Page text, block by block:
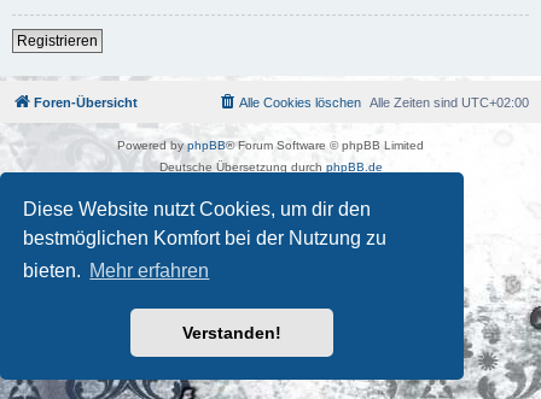
Diese Website nutzt Cookies, um dir den
bestmöglichen Komfort bei der Nutzung zu
bieten. Mehr erfahren
Verstanden!
Registrieren
Foren-Übersicht Alle Zeiten sind UTC+02:00
Alle Cookies löschen
Powered byphpBB® Forum Software © phpBB Limited
Deutsche Übersetzung durch phpBB.de
Datenschutz| Nutzungsbedingungen